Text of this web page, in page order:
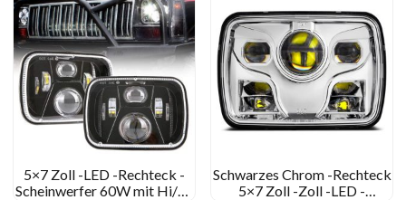
5×7 Zoll -LED -Rechteck -
Scheinwerfer 60W mit Hi/Lo
Schwarzes Chrom -Rechteck
5×7 Zoll -Zoll -LED -